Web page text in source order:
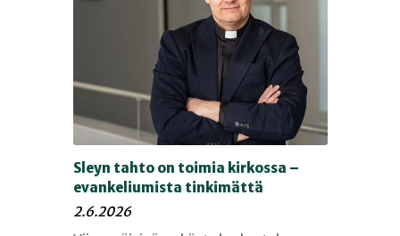
Sleyn tahto on toimia kirkossa –
evankeliumista tinkimättä
2.6.2026